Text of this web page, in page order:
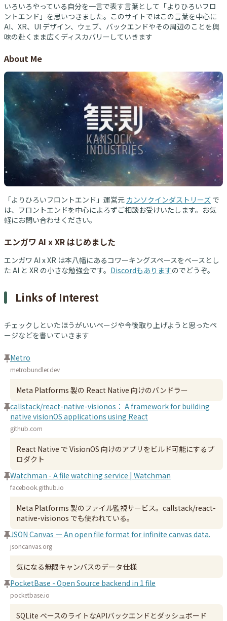
いろいろやっている自分を一言で表す言葉として「よりひろいフロ
ントエンド」を思いつきました。このサイトではこの言葉を中心に
AI、XR、UI デザイン、ウェブ、バックエンドやその周辺のことを興
味の赴くまま広くディスカバリーしていきます
About Me
「よりひろいフロントエンド」運営元 カンソクインダストリーズ で
は、フロントエンドを中心によろずご相談お受けいたします。お気
軽にお問い合わせください。
エンガワ AI x XR はじめました
エンガワ AI x XR は本八幡にあるコワーキングスペースをベースとし
た AI と XR の小さな勉強会です。 Discordもありますのでどうぞ。
Links of Interest
チェックしといたほうがいいページや今後取り上げようと思ったペ
ージなどを書いていきます
Metro
metrobundler.dev
Meta Platforms 製の React Native 向けのバンドラー
callstack/react-native-visionos： A framework for building
native visionOS applications using React
github.com
React Native で VisionOS 向けのアプリをビルド可能にするプ
ロダクト
Watchman - A file watching service | Watchman
facebook.github.io
Meta Platforms 製のファイル監視サービス。callstack/react-
native-visionos でも使われている。
JSON Canvas — An open file format for infinite canvas data.
jsoncanvas.org
気になる無限キャンバスのデータ仕様
PocketBase - Open Source backend in 1 file
pocketbase.io
SQLite ベースのライトなAPIバックエンドとダッシュボード